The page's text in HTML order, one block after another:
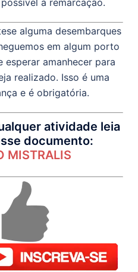
a remarcação.
alguma desembarques
em algum porto
amanhecer para
realizado. Isso é uma
e é obrigatória.
atividade leia
documento:
MISTRALIS